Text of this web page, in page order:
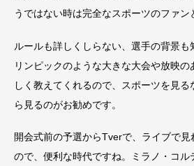
うではない時は完全なスポーツのファン
ルールも詳しくしらない、選手の背景
リンピックのような大きな大会や放映
しく教えてくれるので、スポーツを見
ら見るのがお勧めです。
開会式前の予選からTverで、ライブで
ので、便利な時代ですね。ミラノ・コ